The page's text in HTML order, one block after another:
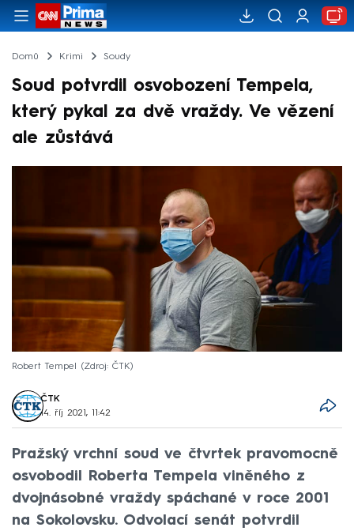
Domů Krimi Soudy
Soud potvrdil osvobození Tempela,
který pykal za dvě vraždy. Ve vězení
ale zůstává
Robert Tempel Zdroj: ČTK
ČTK
14. říj 2021, 11:42
Pražský vrchní soud ve čtvrtek pravomocně
osvobodil Roberta Tempela viněného z
dvojnásobné vraždy spáchané v roce 2001
na Sokolovsku. Odvolací senát potvrdil